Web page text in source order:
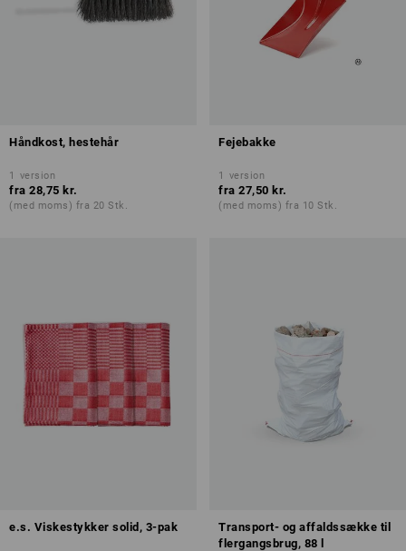
Håndkost, hestehår
1 version
fra 28,75 kr.
(med moms) fra 20 Stk.
Fejebakke
1 version
fra 27,50 kr.
(med moms) fra 10 Stk.
e.s. Viskestykker solid, 3-pak
Transport- og affaldssække til
flergangsbrug, 88 l